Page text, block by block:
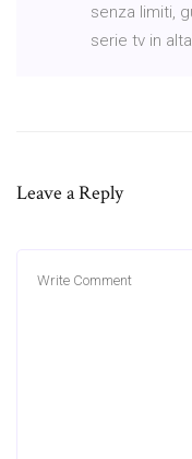
senza limiti,
serie tv in
Leave a Reply